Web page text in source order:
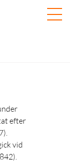
efter
vid